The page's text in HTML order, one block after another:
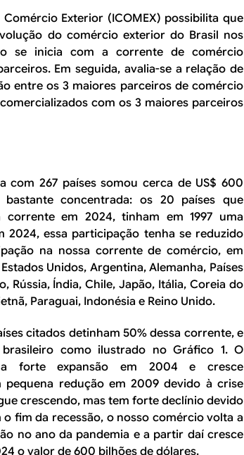
Exterior (ICOMEX) possibilita que
do comércio exterior do Brasil nos
se inicia com a corrente de comércio
Em seguida, avalia-se a relação de
entre os 3 maiores parceiros de comércio
com os 3 maiores parceiros
com 267 países somou cerca de US$ 600
concentrada: os 20 países que
corrente em 2024, tinham em 1997 uma
2024, essa participação tenha se reduzido
na nossa corrente de comércio, em
Unidos, Argentina, Alemanha, Países
Rússia, Índia, Chile, Japão, Itália, Coreia do
Paraguai, Indonésia e Reino Unido.
citados detinham 50% dessa corrente, e
como ilustrado no Gráfico 1. O
forte expansão em 2004 e cresce
pequena redução em 2009 devido à crise
crescendo, mas tem forte declínio devido
o fim da recessão, o nosso comércio volta a
no ano da pandemia e a partir daí cresce
o valor de 600 bilhões de dólares.